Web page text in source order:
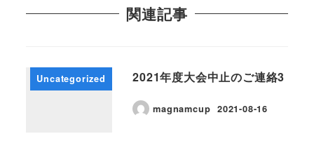
関連記事
Uncategorized 2021年度大会中止のご連絡3
magnamcup 2021-08-16